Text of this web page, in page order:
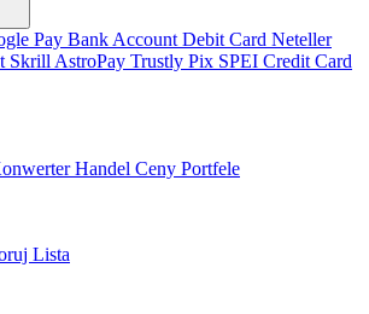
Pay Bank Account Debit Card Neteller
Skrill AstroPay Trustly Pix SPEI Credit Card
Handel Ceny Portfele
Lista